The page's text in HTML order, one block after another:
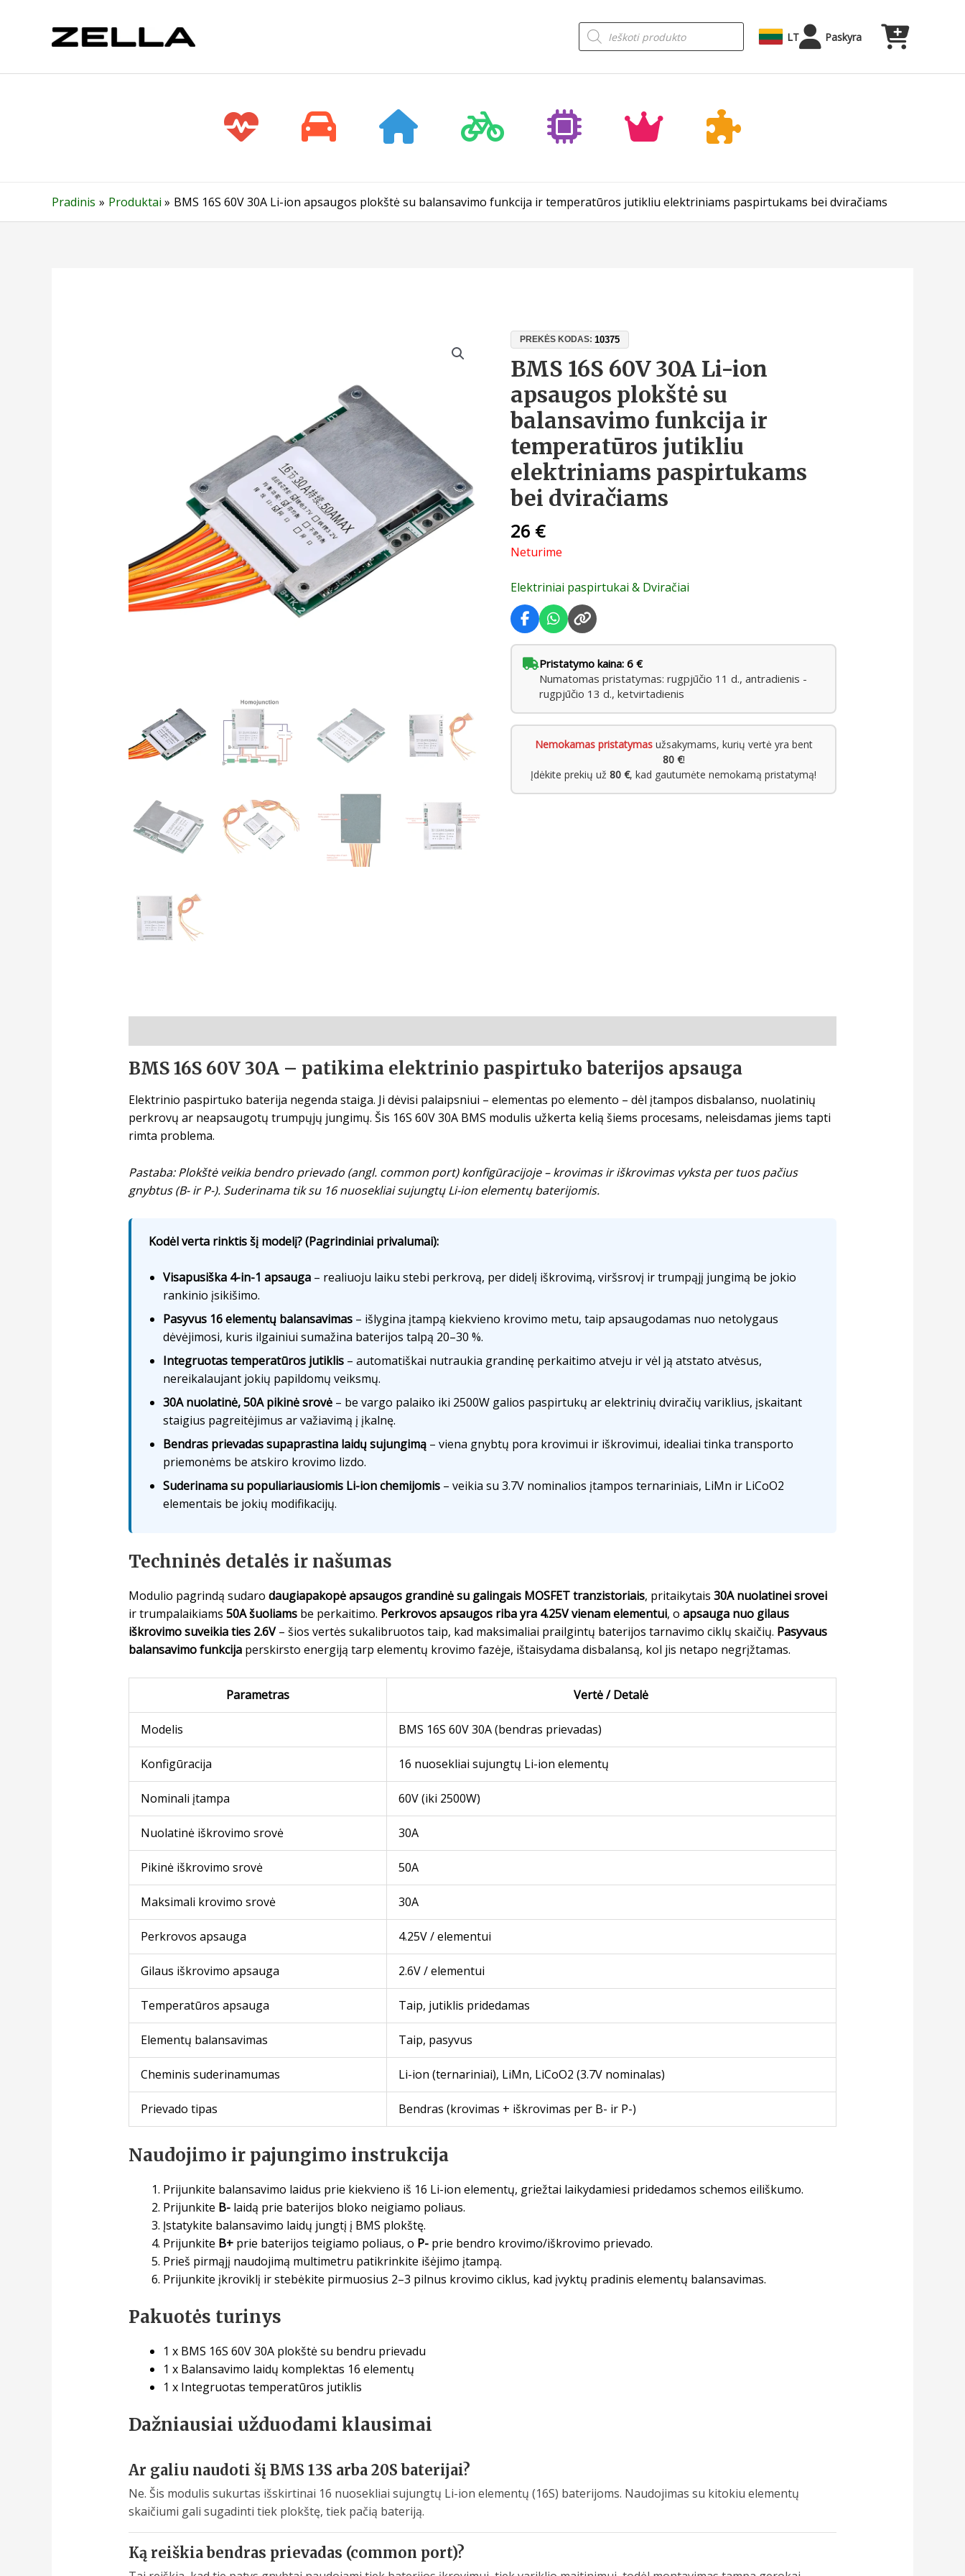
Products
search LT Paskyra
Pradinis Produktai BMS 16S 60V 30A Li-ion apsaugos plokštė su balansavimo funkcija ir temperatūros jutikliu elektriniams paspirtukams bei dviračiams
PREKĖS KODAS:10375
BMS 16S 60V 30A Li-ion
apsaugos plokštė su
balansavimo funkcija ir
temperatūros jutikliu
elektriniams paspirtukams
bei dviračiams
26 €
Neturime
Elektriniai paspirtukai & Dviračiai
Pristatymo kaina: 6 €
Numatomas pristatymas: rugpjūčio 11 d., antradienis -
rugpjūčio 13 d., ketvirtadienis
Nemokamas pristatymasužsakymams, kurių vertė yra bent
80 €!
Įdėkite prekių už80 €, kad gautumėte nemokamą pristatymą!
BMS 16S 60V 30A – patikima elektrinio paspirtuko baterijos apsauga
Elektrinio paspirtuko baterija negenda staiga. Ji dėvisi palaipsniui – elementas po elemento – dėl įtampos disbalanso, nuolatinių
perkrovų ar neapsaugotų trumpųjų jungimų. Šis 16S 60V 30A BMS modulis užkerta kelią šiems procesams, neleisdamas jiems tapti
rimta problema.
Pastaba: Plokštė veikia bendro prievado (angl. common port) konfigūracijoje – krovimas ir iškrovimas vyksta per tuos pačius
gnybtus (B- ir P-). Suderinama tik su 16 nuosekliai sujungtų Li-ion elementų baterijomis.
Kodėl verta rinktis šį modelį? (Pagrindiniai privalumai):
Visapusiška 4-in-1 apsauga– realiuoju laiku stebi perkrovą, per didelį iškrovimą, viršsrovį ir trumpąjį jungimą be jokio
rankinio įsikišimo.
Pasyvus 16 elementų balansavimas– išlygina įtampą kiekvieno krovimo metu, taip apsaugodamas nuo netolygaus
dėvėjimosi, kuris ilgainiui sumažina baterijos talpą 20–30 %.
Integruotas temperatūros jutiklis– automatiškai nutraukia grandinę perkaitimo atveju ir vėl ją atstato atvėsus,
nereikalaujant jokių papildomų veiksmų.
30A nuolatinė, 50A pikinė srovė– be vargo palaiko iki 2500W galios paspirtukų ar elektrinių dviračių variklius, įskaitant
staigius pagreitėjimus ar važiavimą į įkalnę.
Bendras prievadas supaprastina laidų sujungimą– viena gnybtų pora krovimui ir iškrovimui, idealiai tinka transporto
priemonėms be atskiro krovimo lizdo.
Suderinama su populiariausiomis Li-ion chemijomis– veikia su 3.7V nominalios įtampos ternariniais, LiMn ir LiCoO2
elementais be jokių modifikacijų.
Techninės detalės ir našumas
Modulio pagrindą sudaro daugiapakopė apsaugos grandinė su galingais MOSFET tranzistoriais, pritaikytais 30A nuolatinei srovei
ir trumpalaikiams 50A šuoliamsbe perkaitimo. Perkrovos apsaugos riba yra 4.25V vienam elementui, o apsauga nuo gilaus
iškrovimo suveikia ties 2.6V– šios vertės sukalibruotos taip, kad maksimaliai prailgintų baterijos tarnavimo ciklų skaičių. Pasyvaus
balansavimo funkcijaperskirsto energiją tarp elementų krovimo fazėje, ištaisydama disbalansą, kol jis netapo negrįžtamas.
Parametras Vertė / Detalė
Modelis BMS 16S 60V 30A (bendras prievadas)
Konfigūracija 16 nuosekliai sujungtų Li-ion elementų
Nominali įtampa 60V (iki 2500W)
Nuolatinė iškrovimo srovė 30A
Pikinė iškrovimo srovė 50A
Maksimali krovimo srovė 30A
Perkrovos apsauga 4.25V / elementui
Gilaus iškrovimo apsauga 2.6V / elementui
Temperatūros apsauga Taip, jutiklis pridedamas
Elementų balansavimas Taip, pasyvus
Cheminis suderinamumas Li-ion (ternariniai), LiMn, LiCoO2 (3.7V nominalas)
Prievado tipas Bendras (krovimas + iškrovimas per B- ir P-)
Naudojimo ir pajungimo instrukcija
Prijunkite balansavimo laidus prie kiekvieno iš 16 Li-ion elementų, griežtai laikydamiesi pridedamos schemos eiliškumo.
Prijunkite B-laidą prie baterijos bloko neigiamo poliaus.
Įstatykite balansavimo laidų jungtį į BMS plokštę.
Prijunkite B+prie baterijos teigiamo poliaus, o P-prie bendro krovimo/iškrovimo prievado.
Prieš pirmąjį naudojimą multimetru patikrinkite išėjimo įtampą.
Prijunkite įkroviklį ir stebėkite pirmuosius 2–3 pilnus krovimo ciklus, kad įvyktų pradinis elementų balansavimas.
Pakuotės turinys
1 x BMS 16S 60V 30A plokštė su bendru prievadu
1 x Balansavimo laidų komplektas 16 elementų
1 x Integruotas temperatūros jutiklis
Dažniausiai užduodami klausimai
Ar galiu naudoti šį BMS 13S arba 20S baterijai?
Ne. Šis modulis sukurtas išskirtinai 16 nuosekliai sujungtų Li-ion elementų (16S) baterijoms. Naudojimas su kitokiu elementų
skaičiumi gali sugadinti tiek plokštę, tiek pačią bateriją.
Ką reiškia bendras prievadas (common port)?